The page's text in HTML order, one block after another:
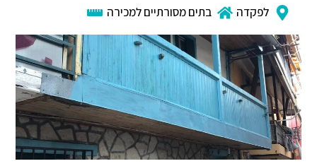
לפקדה בתים מסורתיים למכירה